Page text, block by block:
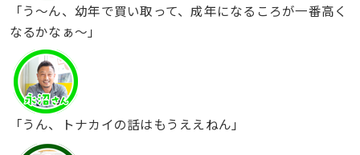
「う〜ん、幼年で買い取って、成年になるころが一番高く
なるかなぁ〜」
「うん、トナカイの話はもうええねん」